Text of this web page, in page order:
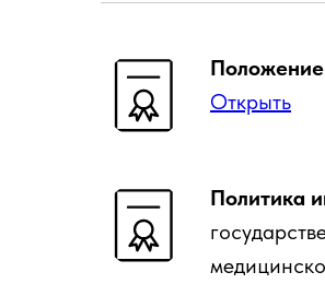
Открыть
Политика